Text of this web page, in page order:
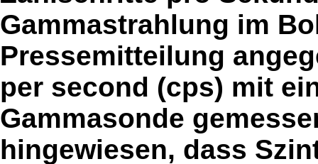
Gammastrahlung im
Pressemitteilung
per second (cps) mit
Gammasonde
hingewiesen, dass